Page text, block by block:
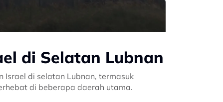
di Selatan Lubnan
di selatan Lubnan, termasuk
di beberapa daerah utama.